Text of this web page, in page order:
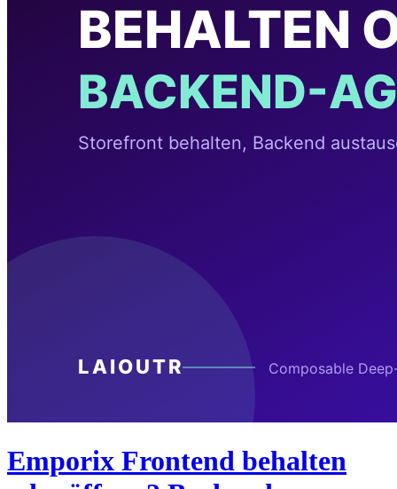
Emporix Frontend behalten